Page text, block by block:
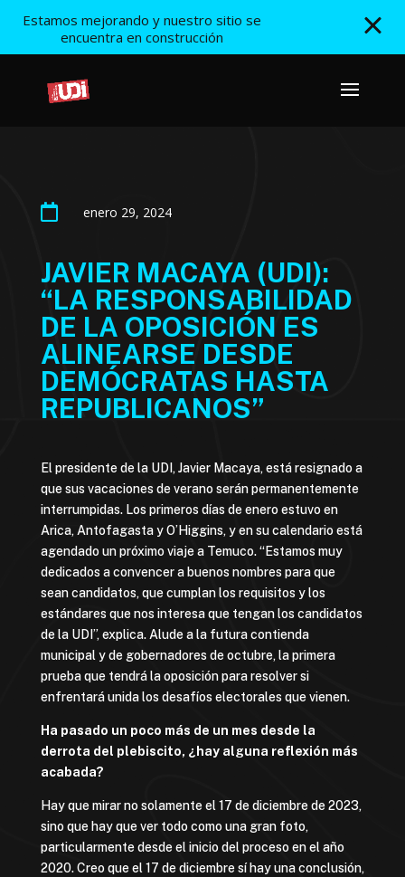
Estamos mejorando y nuestro sitio se
encuentra en construcción
 enero 29, 2024
JAVIER MACAYA (UDI):
“LA RESPONSABILIDAD
DE LA OPOSICIÓN ES
ALINEARSE DESDE
DEMÓCRATAS HASTA
REPUBLICANOS”
El presidente de la UDI, Javier Macaya, está resignado a
que sus vacaciones de verano serán permanentemente
interrumpidas. Los primeros días de enero estuvo en
Arica, Antofagasta y O’Higgins, y en su calendario está
agendado un próximo viaje a Temuco. “Estamos muy
dedicados a convencer a buenos nombres para que
sean candidatos, que cumplan los requisitos y los
estándares que nos interesa que tengan los candidatos
de la UDI”, explica. Alude a la futura contienda
municipal y de gobernadores de octubre, la primera
prueba que tendrá la oposición para resolver si
enfrentará unida los desafíos electorales que vienen.
Ha pasado un poco más de un mes desde la
derrota del plebiscito, ¿hay alguna reflexión más
acabada?
Hay que mirar no solamente el 17 de diciembre de 2023,
sino que hay que ver todo como una gran foto,
particularmente desde el inicio del proceso en el año
2020. Creo que el 17 de diciembre sí hay una conclusión,